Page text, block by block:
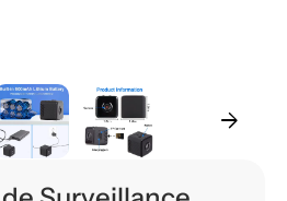
arrow_forward